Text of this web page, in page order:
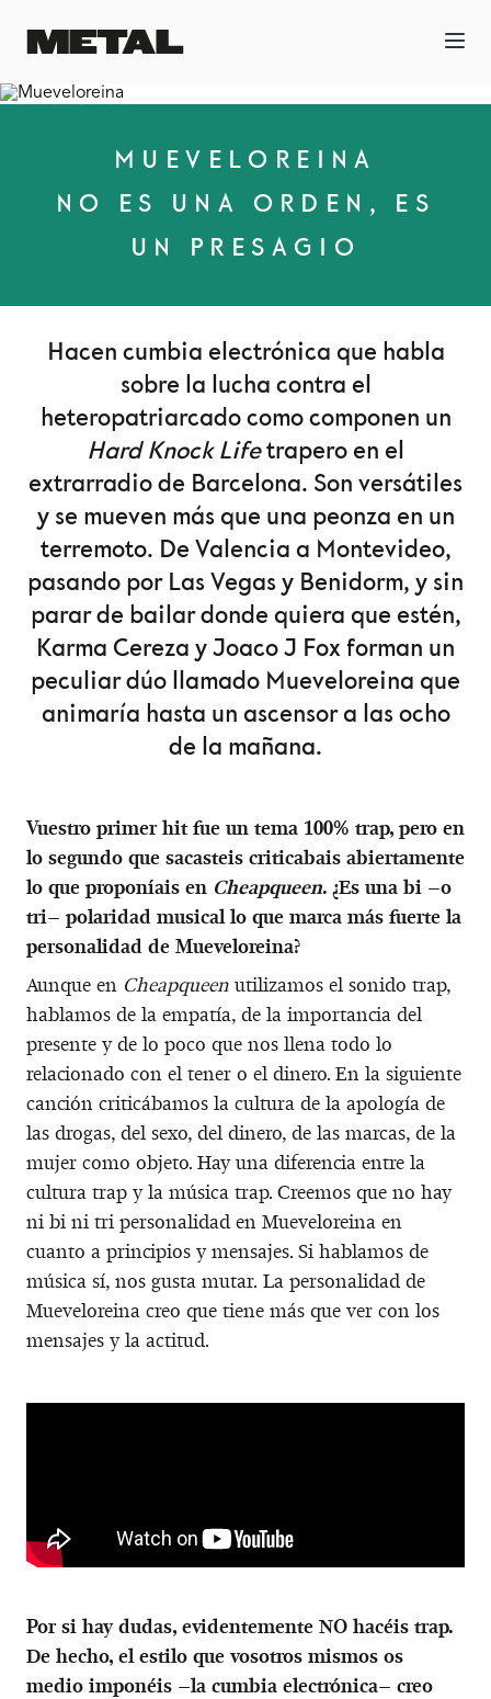
MUEVELOREINA
NO ES UNA ORDEN, ES
UN PRESAGIO
Hacen cumbia electrónica que habla
sobre la lucha contra el
heteropatriarcado como componen un
Hard Knock Lifetrapero en el
extrarradio de Barcelona. Son versátiles
y se mueven más que una peonza en un
terremoto. De Valencia a Montevideo,
pasando por Las Vegas y Benidorm, y sin
parar de bailar donde quiera que estén,
Karma Cereza y Joaco J Fox forman un
peculiar dúo llamado Mueveloreina que
animaría hasta un ascensor a las ocho
de la mañana.
Vuestro primer hit fue un tema 100% trap, pero en
lo segundo que sacasteis criticabais abiertamente
lo que proponíais en Cheapqueen. ¿Es una bi –o
tri– polaridad musical lo que marca más fuerte la
personalidad de Mueveloreina?
Aunque en Cheapqueen utilizamos el sonido trap,
hablamos de la empatía, de la importancia del
presente y de lo poco que nos llena todo lo
relacionado con el tener o el dinero. En la siguiente
canción criticábamos la cultura de la apología de
las drogas, del sexo, del dinero, de las marcas, de la
mujer como objeto. Hay una diferencia entre la
cultura trap y la música trap. Creemos que no hay
ni bi ni tri personalidad en Mueveloreina en
cuanto a principios y mensajes. Si hablamos de
música sí, nos gusta mutar. La personalidad de
Mueveloreina creo que tiene más que ver con los
mensajes y la actitud.
Por si hay dudas, evidentemente NO hacéis trap.
De hecho, el estilo que vosotros mismos os
medio imponéis –la cumbia electrónica– creo